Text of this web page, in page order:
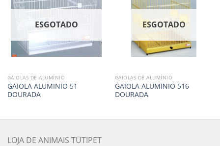
ESGOTADO
GAIOLAS DE ALUMÍNIO
GAIOLA ALUMINIO 51
DOURADA
ESGOTADO
GAIOLAS DE ALUMÍNIO
GAIOLA ALUMINIO 516
DOURADA
LOJA DE ANIMAIS TUTIPET